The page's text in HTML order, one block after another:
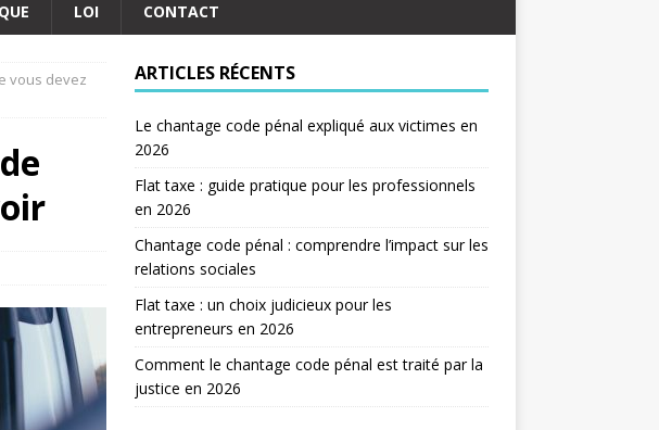
LOI CONTACT
vous devez
ARTICLES RÉCENTS
Le chantage code pénal expliqué aux victimes en
2026
Flat taxe : guide pratique pour les professionnels
en 2026
Chantage code pénal : comprendre l’impact sur les
relations sociales
Flat taxe : un choix judicieux pour les
entrepreneurs en 2026
Comment le chantage code pénal est traité par la
justice en 2026